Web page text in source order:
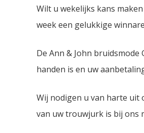
Wilt u wekelijks kans
week een gelukkige
De Ann & John
handen is en uw
Wij nodigen u van harte uit
van uw trouwjurk is bij ons